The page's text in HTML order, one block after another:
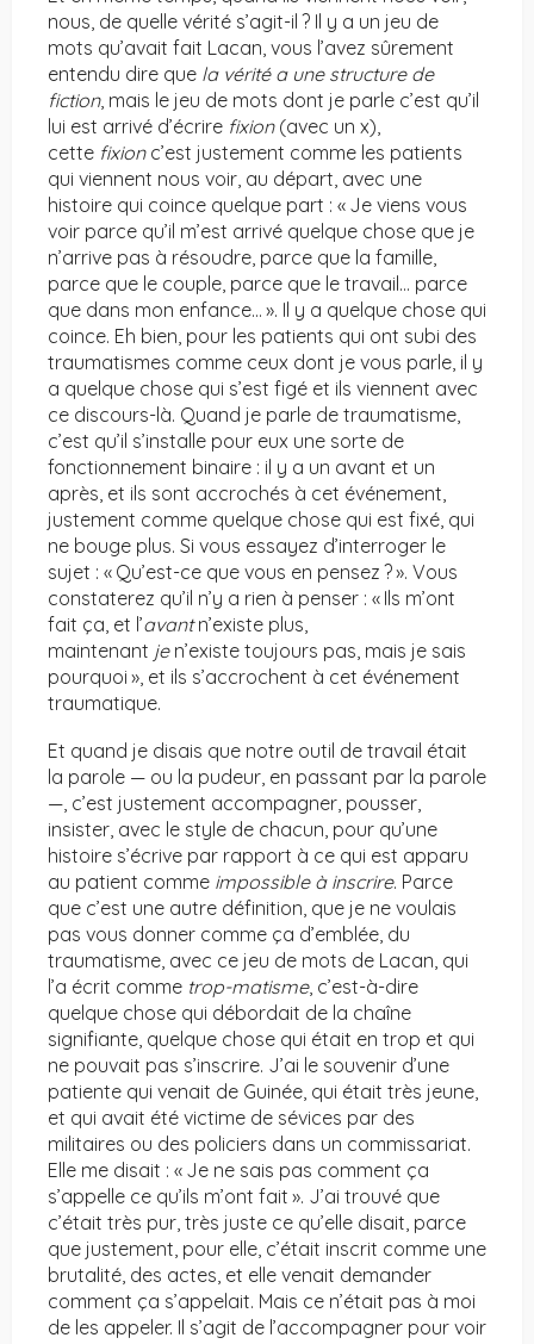
nous, de quelle vérité s’agit-il ? Il y a un jeu de
mots qu’avait fait Lacan, vous l’avez sûrement
entendu dire que la vérité a une structure de
fiction, mais le jeu de mots dont je parle c’est qu’il
lui est arrivé d’écrire fixion(avec un x),
cette fixionc’est justement comme les patients
qui viennent nous voir, au départ, avec une
histoire qui coince quelque part : « Je viens vous
voir parce qu’il m’est arrivé quelque chose que je
n’arrive pas à résoudre, parce que la famille,
parce que le couple, parce que le travail… parce
que dans mon enfance… ». Il y a quelque chose qui
coince. Eh bien, pour les patients qui ont subi des
traumatismes comme ceux dont je vous parle, il y
a quelque chose qui s’est figé et ils viennent avec
ce discours-là. Quand je parle de traumatisme,
c’est qu’il s’installe pour eux une sorte de
fonctionnement binaire : il y a un avant et un
après, et ils sont accrochés à cet événement,
justement comme quelque chose qui est fixé, qui
ne bouge plus. Si vous essayez d’interroger le
sujet : « Qu’est-ce que vous en pensez ? ». Vous
constaterez qu’il n’y a rien à penser : « Ils m’ont
fait ça, et l’avantn’existe plus,
maintenant jen’existe toujours pas, mais je sais
pourquoi », et ils s’accrochent à cet événement
traumatique.
Et quand je disais que notre outil de travail était
la parole — ou la pudeur, en passant par la parole
—, c’est justement accompagner, pousser,
insister, avec le style de chacun, pour qu’une
histoire s’écrive par rapport à ce qui est apparu
au patient comme impossible à inscrire. Parce
que c’est une autre définition, que je ne voulais
pas vous donner comme ça d’emblée, du
traumatisme, avec ce jeu de mots de Lacan, qui
l’a écrit comme trop-matisme, c’est-à-dire
quelque chose qui débordait de la chaîne
signifiante, quelque chose qui était en trop et qui
ne pouvait pas s’inscrire. J’ai le souvenir d’une
patiente qui venait de Guinée, qui était très jeune,
et qui avait été victime de sévices par des
militaires ou des policiers dans un commissariat.
Elle me disait : « Je ne sais pas comment ça
s’appelle ce qu’ils m’ont fait ». J’ai trouvé que
c’était très pur, très juste ce qu’elle disait, parce
que justement, pour elle, c’était inscrit comme une
brutalité, des actes, et elle venait demander
comment ça s’appelait. Mais ce n’était pas à moi
de les appeler. Il s’agit de l’accompagner pour voir